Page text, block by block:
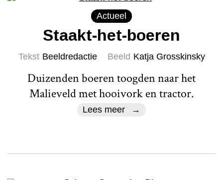
Actueel
Staakt-het-boeren
Tekst Beeldredactie Beeld Katja Grosskinsky
Duizenden boeren toogden naar het
Malieveld met hooivork en tractor.
Lees meer